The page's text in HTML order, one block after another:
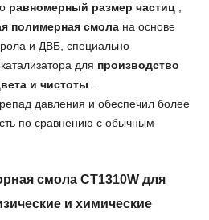
равномерный размер частиц
полимерная смола на основе
и ДВБ, специально
для производство
и чистоты
давления и обеспечил более
по сравнению с обычным
смола CT1310W для
и химические